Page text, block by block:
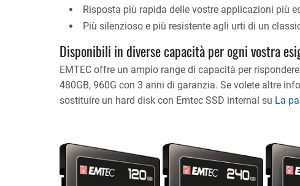
Risposta più rapida delle vostre applicazioni più
Più silenzioso e più resistente agli urti di un
Disponibili in diverse capacità per ogni vostra
EMTEC offre un ampio range di capacità per
480GB, 960G con 3 anni di garanzia. Se volete altre
sostituire un hard disk con Emtec SSD internal su La